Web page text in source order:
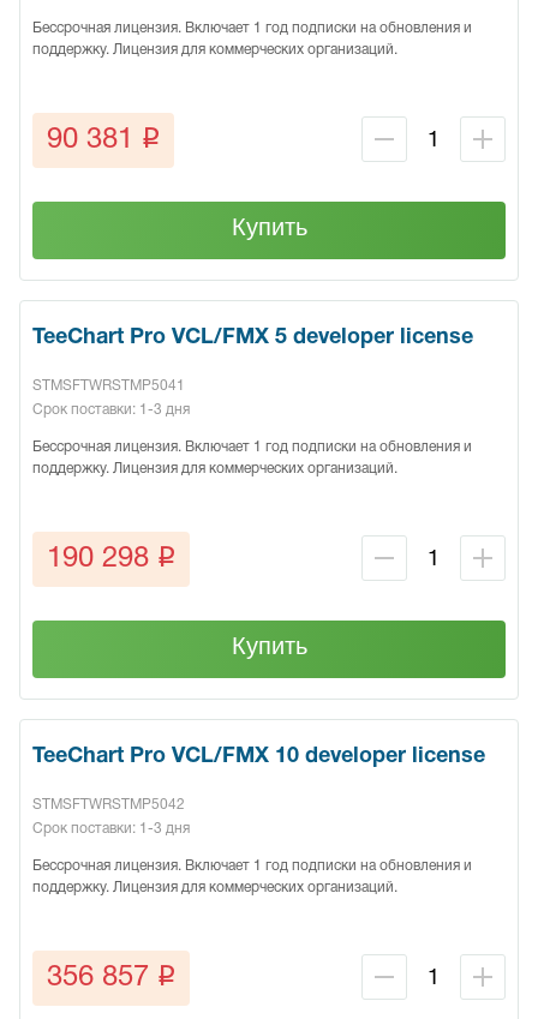
Бессрочная лицензия. Включает 1 год подписки на обновления и
поддержку. Лицензия для коммерческих организаций.
90 381 q
Купить
TeeChart Pro VCL/FMX 5 developer license
STMSFTWRSTMP5041
Срок поставки: 1-3 дня
Бессрочная лицензия. Включает 1 год подписки на обновления и
поддержку. Лицензия для коммерческих организаций.
190 298 q
Купить
TeeChart Pro VCL/FMX 10 developer license
STMSFTWRSTMP5042
Срок поставки: 1-3 дня
Бессрочная лицензия. Включает 1 год подписки на обновления и
поддержку. Лицензия для коммерческих организаций.
356 857 q